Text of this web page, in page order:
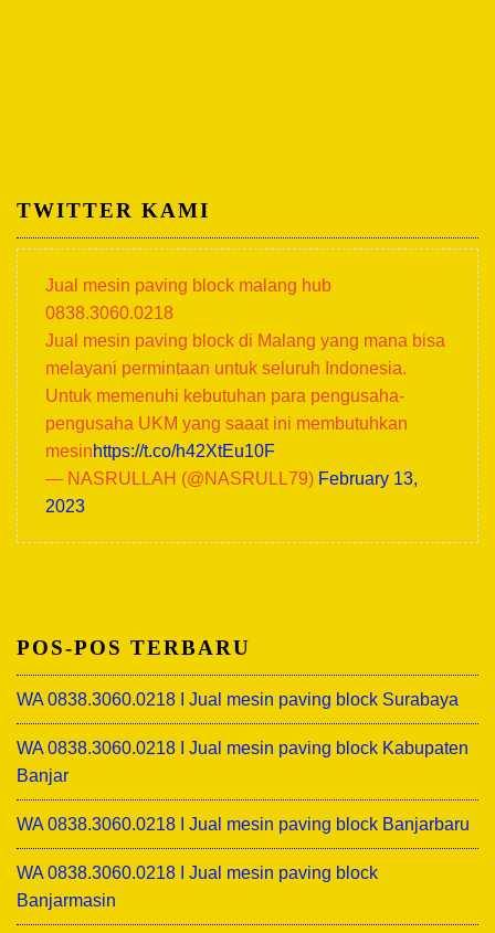
TWITTER KAMI
Jual mesin paving block malang hub
0838.3060.0218
Jual mesin paving block di Malang yang mana bisa
melayani permintaan untuk seluruh Indonesia.
Untuk memenuhi kebutuhan para pengusaha-
pengusaha UKM yang saaat ini membutuhkan
mesinhttps://t.co/h42XtEu10F
— NASRULLAH (@NASRULL79) February 13,
2023
POS-POS TERBARU
WA 0838.3060.0218 I Jual mesin paving block Surabaya
WA 0838.3060.0218 I Jual mesin paving block Kabupaten
Banjar
WA 0838.3060.0218 I Jual mesin paving block Banjarbaru
WA 0838.3060.0218 I Jual mesin paving block
Banjarmasin